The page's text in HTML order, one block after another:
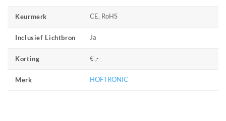
Keurmerk CE, RoHS
Inclusief Lichtbron Ja
Korting € ,-
Merk HOFTRONIC